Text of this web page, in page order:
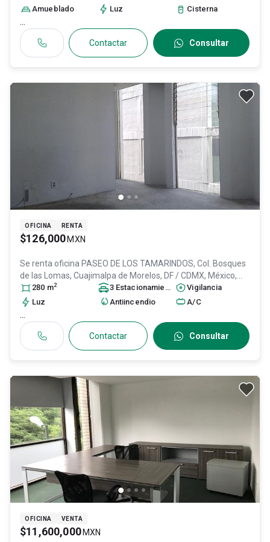
Amueblado
Luz Cisterna
...
Contactar Consultar
OFICINA RENTA
$126,000 MXN
Se renta oficina PASEO DE LOS TAMARINDOS, Col. Bosques
de las Lomas, Cuajimalpa de Morelos, DF / CDMX, México,
C.P. 05120
31599948
280 m2 3 Estacionamiento s
Vigilancia
Luz
Antiincendio A/C
...
Contactar Consultar
OFICINA VENTA
$11,600,000 MXN